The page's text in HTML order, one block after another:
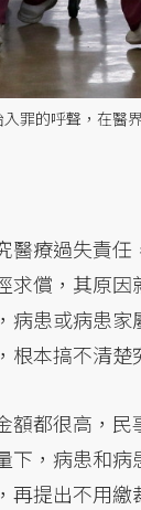
罪的呼聲，在醫
醫療過失責
求償，其原
病患或病患
本搞不清
額都很高，
下，病患和
提出不用繳